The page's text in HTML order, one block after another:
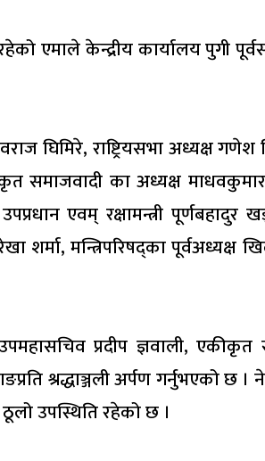
रहेको एमाले केन्द्रीय कार्यालय पुगी
घिमिरे, राष्ट्रियसभा अध्यक्ष
समाजवादी का अध्यक्ष माधवकुमार
एवम् रक्षामन्त्री पूर्णबहादुर
शर्मा, मन्त्रिपरिषद्का पूर्वअध्यक्ष
प्रदीप ज्ञवाली, एकीकृत
श्रद्धाञ्जली अर्पण गर्नुभएको छ ।
ठूलो उपस्थिति रहेको छ ।